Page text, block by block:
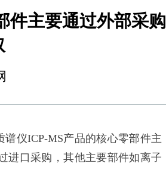
件主要通过外部采购
仪ICP-MS产品的核心零部件主
进口采购，其他主要部件如离子